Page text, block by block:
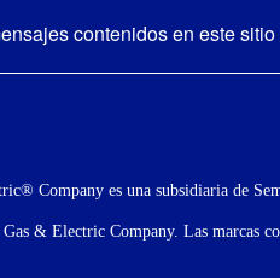
contenidos en este
Company es una subsidiaria de
& Electric Company. Las marcas